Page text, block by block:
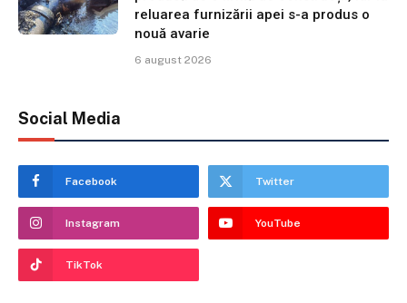
reluarea furnizării apei s-a produs o
nouă avarie
6 august 2026
Social Media
Facebook Twitter
Instagram YouTube
TikTok